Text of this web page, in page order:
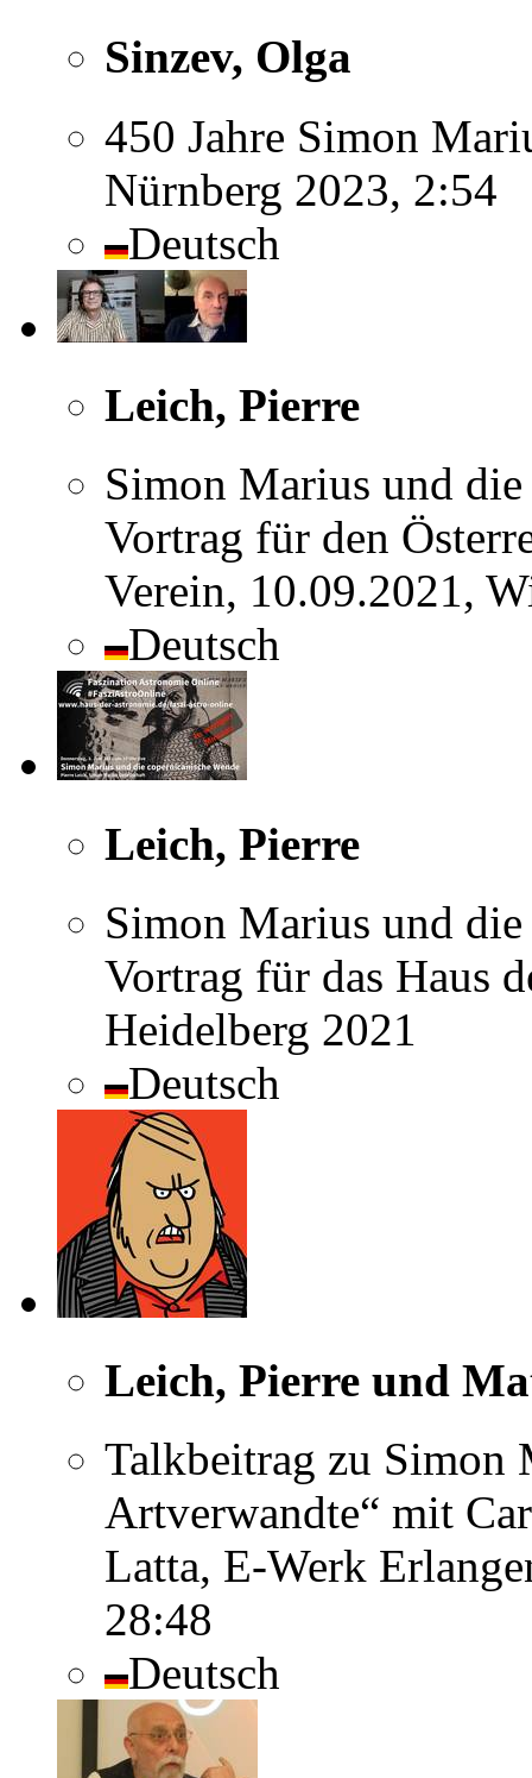
Sinzev, Olga
450 Jahre Simon
Nürnberg 2023, 2:54
Deutsch
Leich, Pierre
Simon Marius und
Vortrag für den
Verein, 10.09.2021,
Deutsch
Leich, Pierre
Simon Marius und
Vortrag für das Haus
Heidelberg 2021
Deutsch
Leich, Pierre und
Talkbeitrag zu Simon
Artverwandte“ mit
Latta, E-Werk
28:48
Deutsch